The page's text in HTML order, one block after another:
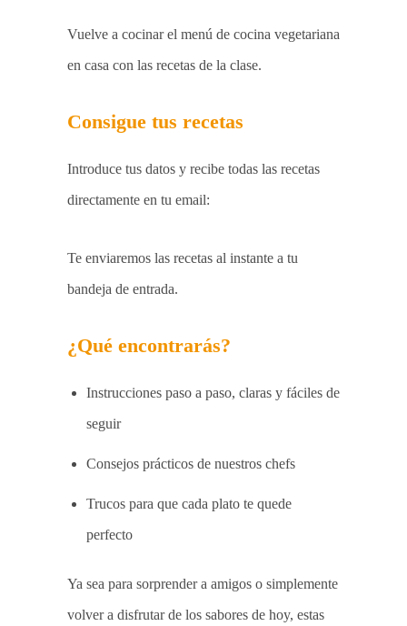
Vuelve a cocinar el menú de cocina vegetariana
en casa con las recetas de la clase.
Consigue tus recetas
Introduce tus datos y recibe todas las recetas
directamente en tu email:
Te enviaremos las recetas al instante a tu
bandeja de entrada.
¿Qué encontrarás?
Instrucciones paso a paso, claras y fáciles de
seguir
Consejos prácticos de nuestros chefs
Trucos para que cada plato te quede
perfecto
Ya sea para sorprender a amigos o simplemente
volver a disfrutar de los sabores de hoy, estas